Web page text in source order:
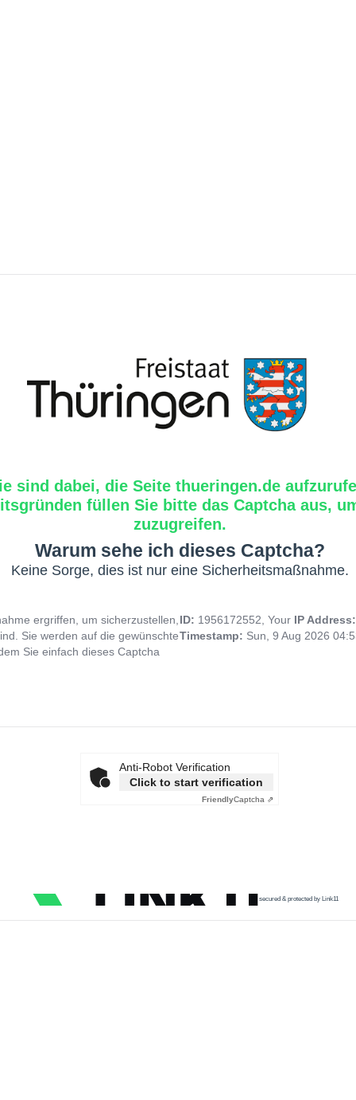
sind dabei, die Seite thueringen.de
füllen Sie bitte das Captcha aus,
zuzugreifen.
Warum sehe ich dieses Captcha?
Keine Sorge, dies ist nur eine Sicherheitsmaßnahme.
ergriffen, um sicherzustellen,
Sie werden auf die gewünschte
Sie einfach dieses Captcha
ID: 1956172552, Your IP
Timestamp: Sun, 9 Aug 2026
Anti-Robot Verification
Click to start verification
FriendlyCaptcha ⇗
secured & protected by Link11